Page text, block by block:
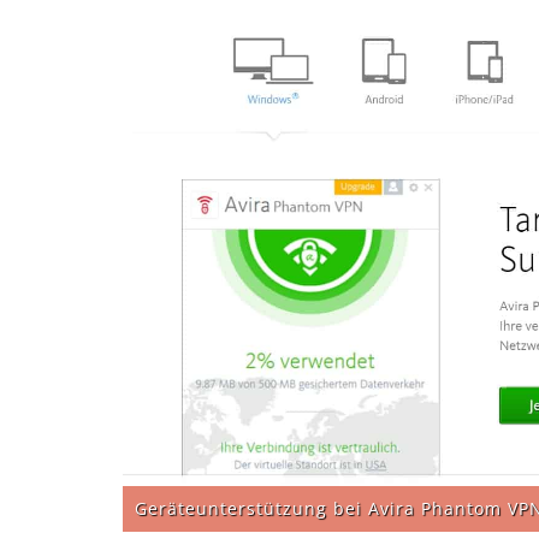
Geräteunterstützung bei Avira Phantom